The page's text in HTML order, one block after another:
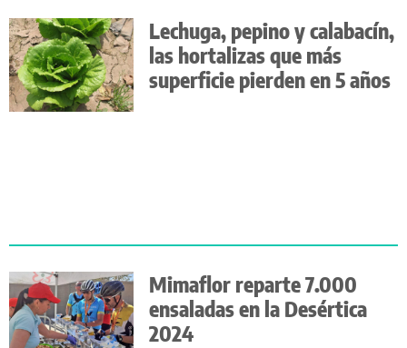
Lechuga, pepino y calabacín,
las hortalizas que más
superficie pierden en 5 años
Mimaflor reparte 7.000
ensaladas en la Desértica
2024